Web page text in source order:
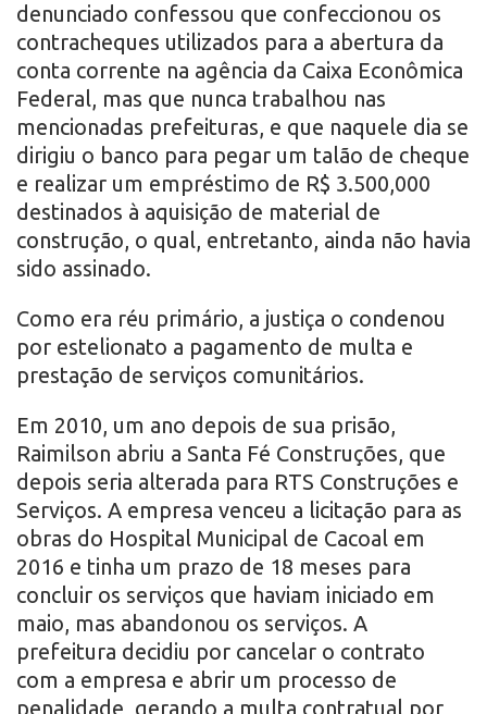
denunciado confessou que confeccionou os
contracheques utilizados para a abertura da
conta corrente na agência da Caixa Econômica
Federal, mas que nunca trabalhou nas
mencionadas prefeituras, e que naquele dia se
dirigiu o banco para pegar um talão de cheque
e realizar um empréstimo de R$ 3.500,000
destinados à aquisição de material de
construção, o qual, entretanto, ainda não havia
sido assinado.
Como era réu primário, a justiça o condenou
por estelionato a pagamento de multa e
prestação de serviços comunitários.
Em 2010, um ano depois de sua prisão,
Raimilson abriu a Santa Fé Construções, que
depois seria alterada para RTS Construções e
Serviços. A empresa venceu a licitação para as
obras do Hospital Municipal de Cacoal em
2016 e tinha um prazo de 18 meses para
concluir os serviços que haviam iniciado em
maio, mas abandonou os serviços. A
prefeitura decidiu por cancelar o contrato
com a empresa e abrir um processo de
penalidade, gerando a multa contratual por